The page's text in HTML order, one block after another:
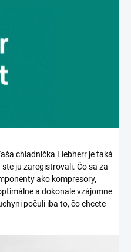
chladnička Liebherr je taká
ju zaregistrovali. Čo sa za
ako kompresory,
a dokonale vzájomne
počuli iba to, čo chcete